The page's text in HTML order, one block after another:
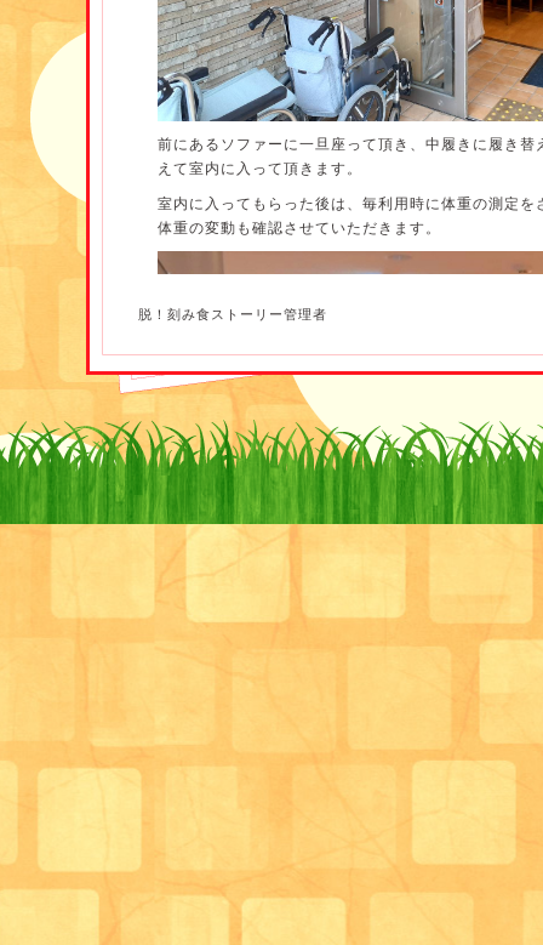
前にあるソファーに一旦座って頂き、中履きに履き替
えて室内に入って頂きます。
室内に入ってもらった後は、毎利用時に体重の測定を
体重の変動も確認させていただきます。
脱！刻み食ストーリー管理者